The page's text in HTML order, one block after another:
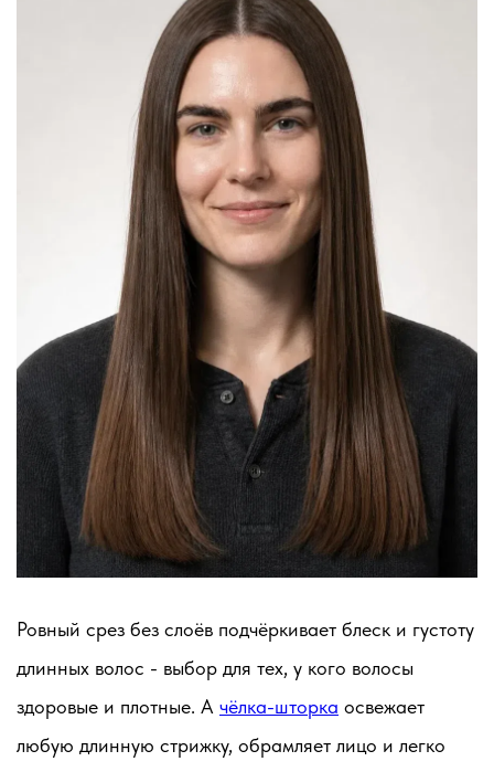
Ровный срез без слоёв подчёркивает блеск и густоту
длинных волос - выбор для тех, у кого волосы
здоровые и плотные. А чёлка-шторка освежает
любую длинную стрижку, обрамляет лицо и легко